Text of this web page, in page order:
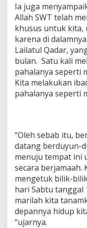
Ia juga
Allah SWT telah
khusus untuk kita,
karena di
Lailatul Qadar,
bulan. Satu kali
pahalanya seperti
Kita melakukan
pahalanya seperti
“Oleh sebab itu,
datang berduyun-
menuju tempat ini
secara
mengetuk bilik-
hari Sabtu tanggal
marilah kita
depannya hidup
“ujarnya.